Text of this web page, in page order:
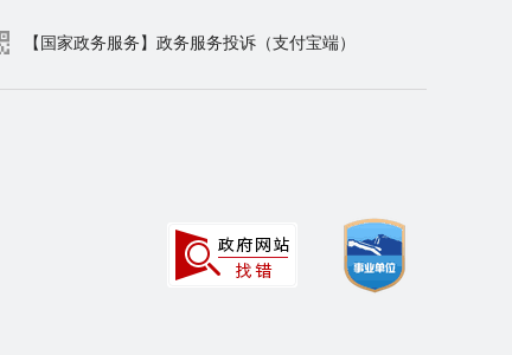
【国家政务服务】政务服务投诉（支付宝端）